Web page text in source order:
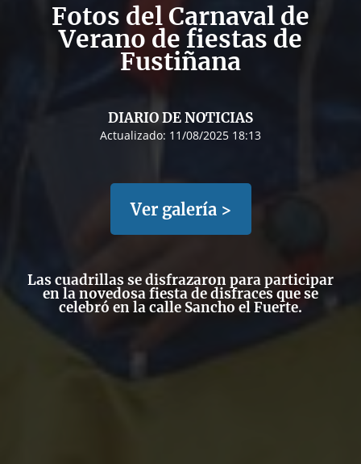
Fotos del Carnaval de
Verano de fiestas de
Fustiñana
DIARIO DE NOTICIAS
Actualizado: 11/08/2025 18:13
Ver galería >
Las cuadrillas se disfrazaron para participar
en la novedosa fiesta de disfraces que se
celebró en la calle Sancho el Fuerte.